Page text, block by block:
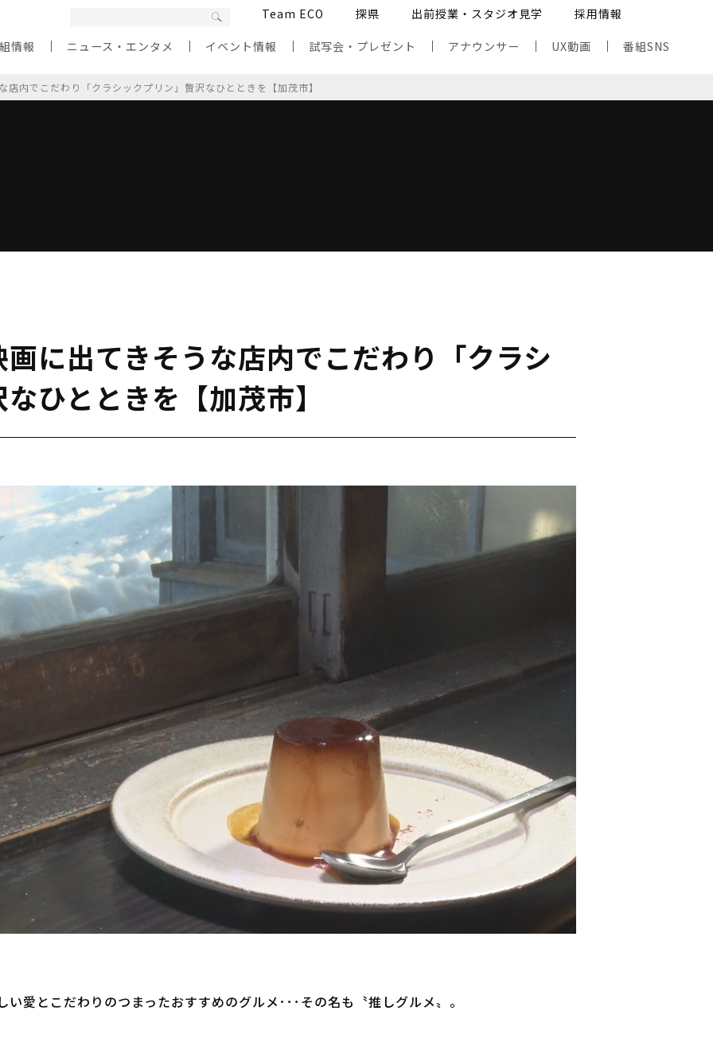
Team ECO 探県 出前授業・スタジオ見学 採用情報
情報 ニュース・エンタメ イベント情報 試写会・プレゼント アナウンサー UX動画 番組SNS
店内でこだわり「クラシックプリン」贅沢なひとときを【加茂市】
に出てきそうな店内でこだわり「クラシ
ひとときを【加茂市】
愛とこだわりのつまったおすすめのグルメ･･･その名も〝推しグルメ〟。